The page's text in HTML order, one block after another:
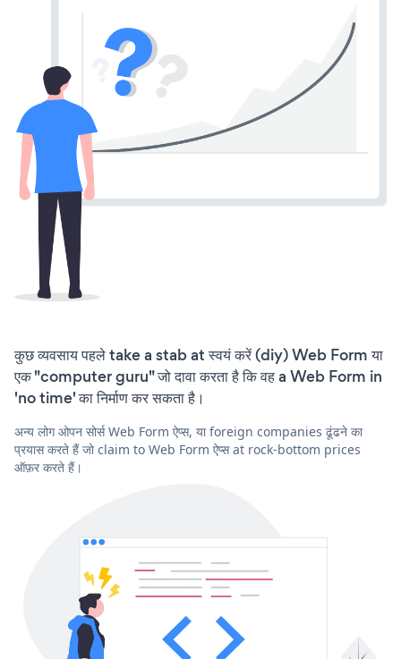
कुछ व्यवसाय पहले take a stab at स्वयं करें (diy) Web Form या
एक "computer guru" जो दावा करता है कि वह a Web Form in
'no time' का निर्माण कर सकता है।
अन्य लोग ओपन सोर्स Web Form ऐप्स, या foreign companies ढूंढने का
प्रयास करते हैं जो claim to Web Form ऐप्स at rock-bottom prices
ऑफ़र करते हैं।